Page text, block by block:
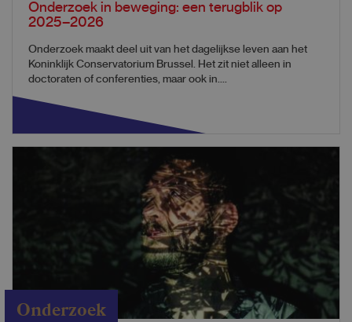
Onderzoek in beweging: een terugblik op
2025–2026
Onderzoek maakt deel uit van het dagelijkse leven aan het
Koninklijk Conservatorium Brussel. Het zit niet alleen in
doctoraten of conferenties, maar ook in....
Onderzoek